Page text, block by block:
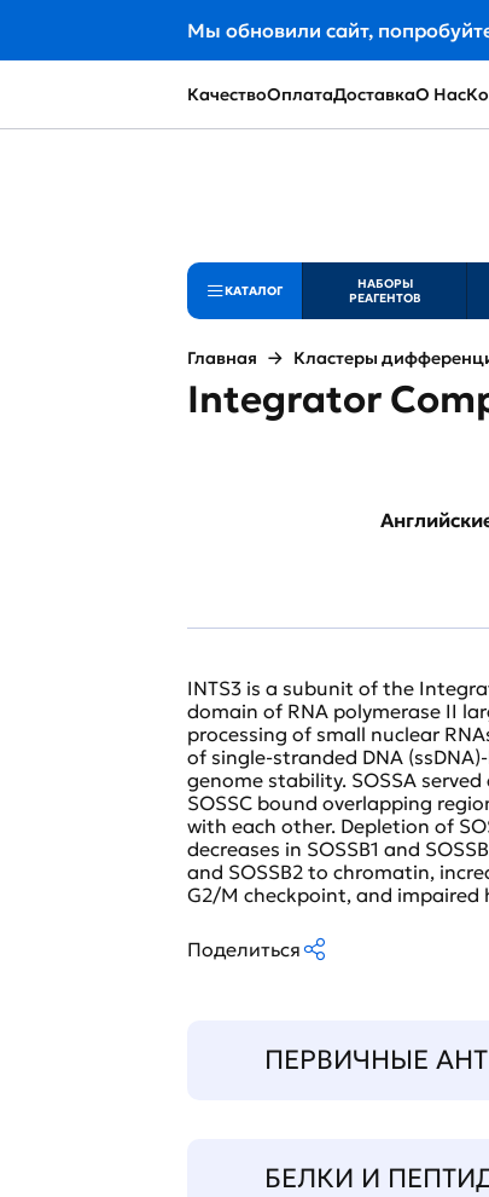
Мы обновили сайт,
КачествоОплатаДоставкаО Нас
КАТАЛОГ
НАБОРЫ
РЕАГЕНТОВ
Главная Кластеры
Integrator
INTS3 is a subunit of the
domain of RNA polymerase II
processing of small nuclear
of single-stranded DNA
genome stability. SOSSA
SOSSC bound overlapping
with each other. Depletion of
decreases in SOSSB1 and
and SOSSB2 to chromatin,
G2/M checkpoint, and
Поделиться
ПЕРВИЧНЫЕ
БЕЛКИ И